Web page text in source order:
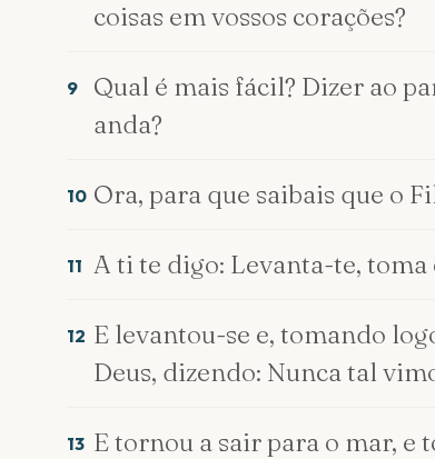
coisas em vossos corações?
9
Qual é mais fácil? Dizer ao
anda?
10 Ora, para que saibais que o
11 A ti te digo: Levanta-te, toma
12 E levantou-se e, tomando
Deus, dizendo: Nunca tal
13 E tornou a sair para o mar, e